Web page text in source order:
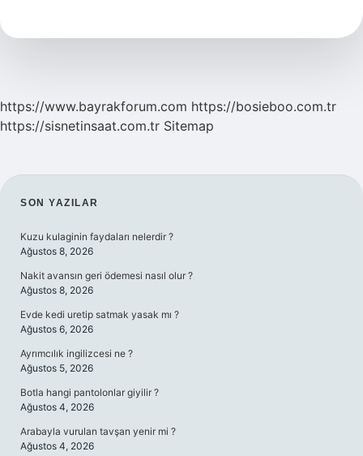
https://www.bayrakforum.com https://bosieboo.com.tr
https://sisnetinsaat.com.tr Sitemap
SIDEBAR
SON YAZILAR
Kuzu kulaginin faydaları nelerdir ?
Ağustos 8, 2026
Nakit avansın geri ödemesi nasıl olur ?
Ağustos 8, 2026
Evde kedi uretip satmak yasak mı ?
Ağustos 6, 2026
Ayrımcılık ingilizcesi ne ?
Ağustos 5, 2026
Botla hangi pantolonlar giyilir ?
Ağustos 4, 2026
Arabayla vurulan tavşan yenir mi ?
Ağustos 4, 2026